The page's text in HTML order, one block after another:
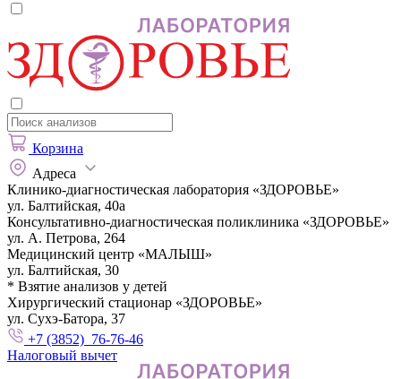
Корзина
Адреса
Клинико-диагностическая лаборатория «ЗДОРОВЬЕ»
ул. Балтийская, 40а
Консультативно-диагностическая поликлиника «ЗДОРОВЬЕ»
ул. А. Петрова, 264
Медицинский центр «МАЛЫШ»
ул. Балтийская, 30
* Взятие анализов у детей
Хирургический стационар «ЗДОРОВЬЕ»
ул. Сухэ-Батора, 37
+7 (3852) 76-76-46
Налоговый вычет